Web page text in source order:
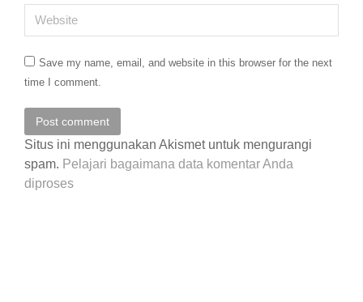
Website
Save my name, email, and website in this browser for the next
time I comment.
Post comment
Situs ini menggunakan Akismet untuk mengurangi
spam. Pelajari bagaimana data komentar Anda
diproses